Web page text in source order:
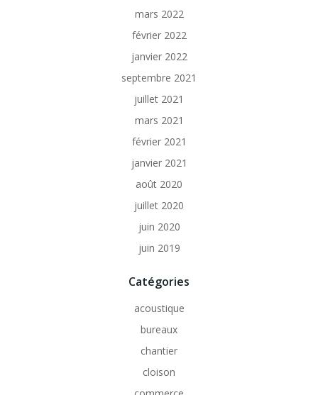
mars 2022
février 2022
janvier 2022
septembre 2021
juillet 2021
mars 2021
février 2021
janvier 2021
août 2020
juillet 2020
juin 2020
juin 2019
Catégories
acoustique
bureaux
chantier
cloison